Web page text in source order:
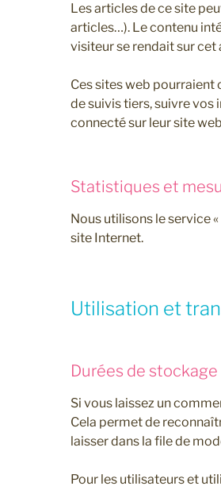
Les articles de ce site
articles…). Le contenu
visiteur se rendait sur cet
Ces sites web pourraient
de suivis tiers, suivre vos
connecté sur leur site
Statistiques et
Nous utilisons le service
site Internet.
Utilisation et
Durées de
Si vous laissez un
Cela permet de
laisser dans la file de
Pour les utilisateurs et